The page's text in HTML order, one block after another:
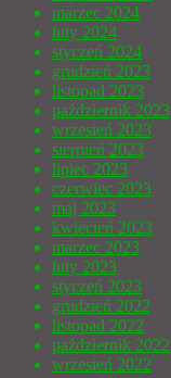
marzec 2024
luty 2024
styczeń 2024
grudzień 2023
listopad 2023
październik 2023
wrzesień 2023
sierpień 2023
lipiec 2023
czerwiec 2023
maj 2023
kwiecień 2023
marzec 2023
luty 2023
styczeń 2023
grudzień 2022
listopad 2022
październik 2022
wrzesień 2022